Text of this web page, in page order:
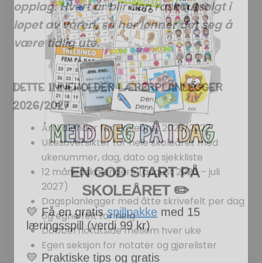
opplag. Hvert år blir den raskt utsolgt i
løpet av våren, så her lønner det seg å
være tidlig ute.
DETTE INNEHOLDER LÆRERPLANLEGGER
2026/2027
Årskalender for skoleåret 2026/2027
Ukesoversikter for hele skoleåret med
ukenummer, dag, dato og sjekkliste
12 månedskalendere (august 2026 – juli
2027)
Dagsplanlegger med åtte skrivefelt per dag
og egne felt for helg
Dobbel notatside mellom hver uke
Egen seksjon for notater og gjørelister
EN GOD START PÅ
SKOLEÅRET​ ✏️
Få en gratisspillpakkemed 15
læringsspill (verdi 99 kr)
Praktiske tips og gratis
undervisningsmateriell rett i innboksen